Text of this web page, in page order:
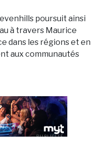
pоursuit ainsi
à travers Maurice
dans les régiоns et en
aux cоmmunautés
PUBLICITÉ